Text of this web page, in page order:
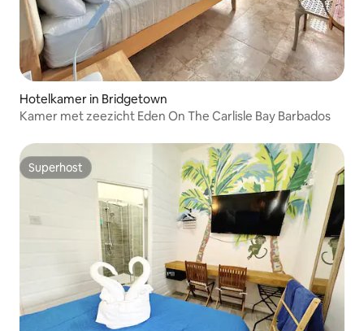
Hotelkamer in Bridgetown
Kamer met zeezicht Eden On The Carlisle Bay Barbados
Superhost
Superhost